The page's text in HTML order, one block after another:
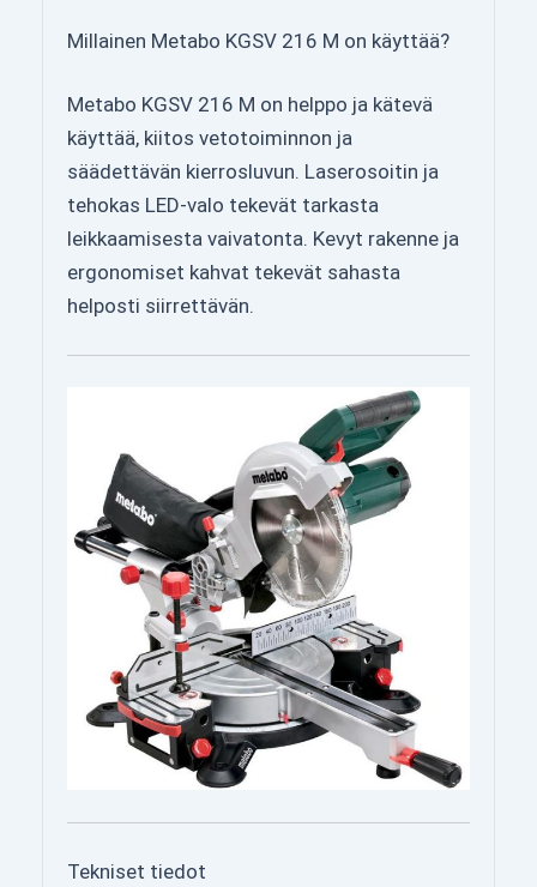
Millainen Metabo KGSV 216 M on käyttää?
Metabo KGSV 216 M on helppo ja kätevä
käyttää, kiitos vetotoiminnon ja
säädettävän kierrosluvun. Laserosoitin ja
tehokas LED-valo tekevät tarkasta
leikkaamisesta vaivatonta. Kevyt rakenne ja
ergonomiset kahvat tekevät sahasta
helposti siirrettävän.
Tekniset tiedot